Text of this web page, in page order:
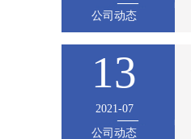
公司动态
13
2021-07
公司动态